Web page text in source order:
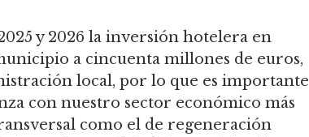
y 2026 la inversión hotelera en
a cincuenta millones de euros,
local, por lo que es importante
con nuestro sector económico más
como el de regeneración